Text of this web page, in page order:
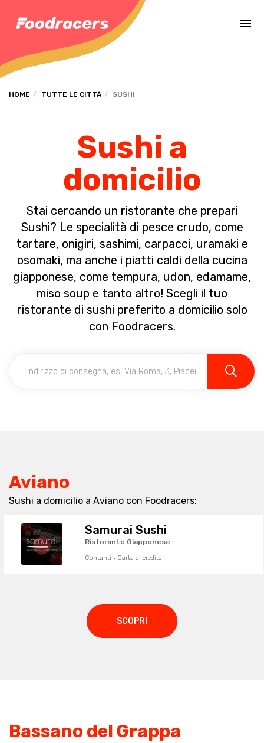
HOME TUTTE LE CITTÀ SUSHI
Sushi a
domicilio
Stai cercando un ristorante che prepari
Sushi? Le specialità di pesce crudo, come
tartare, onigiri, sashimi, carpacci, uramaki e
osomaki, ma anche i piatti caldi della cucina
giapponese, come tempura, udon, edamame,
miso soup e tanto altro! Scegli il tuo
ristorante di sushi preferito a domicilio solo
con Foodracers.
Aviano
Sushi a domicilio a Aviano con Foodracers:
Samurai Sushi
Ristorante Giapponese
Contanti · Carta di credito
SCOPRI
Bassano del Grappa